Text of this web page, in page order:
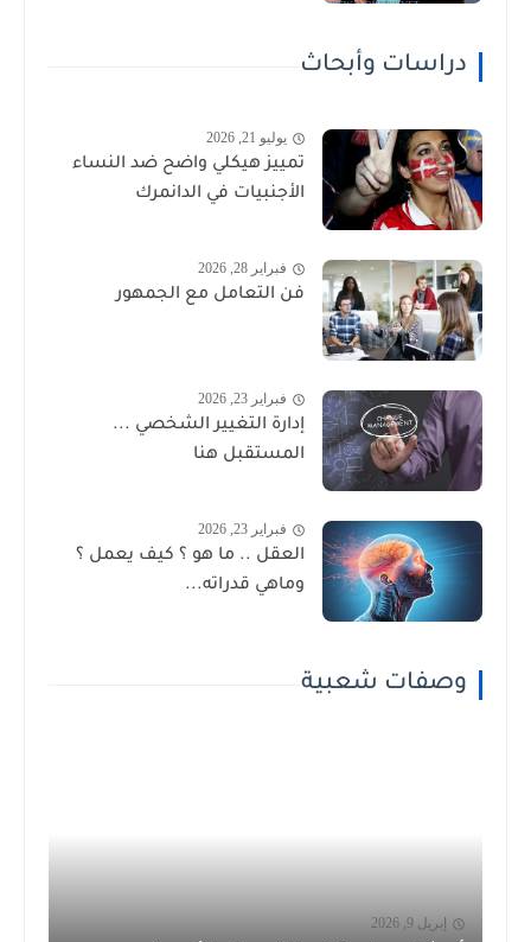
دراسات وأبحاث
يوليو 21, 2026
تمييز هيكلي واضح ضد النساء
الأجنبيات في الدانمرك
فبراير 28, 2026
فن التعامل مع الجمهور
فبراير 23, 2026
إدارة التغيير الشخصي ...
المستقبل هنا
فبراير 23, 2026
العقل .. ما هو ؟ كيف يعمل ؟
وماهي قدراته...
وصفات شعبية
إبريل 9, 2026